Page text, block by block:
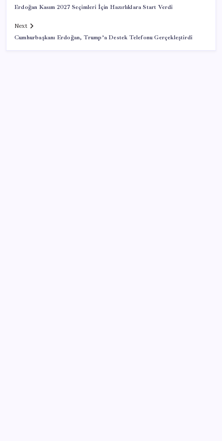
Erdoğan Kasım 2027 Seçimleri İçin Hazırlıklara Start Verdi
Next
Cumhurbaşkanı Erdoğan, Trump’a Destek Telefonu Gerçekleştirdi